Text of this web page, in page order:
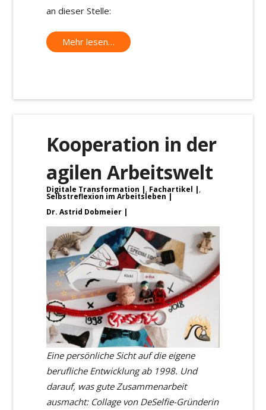
an dieser Stelle:
Mehr lesen…
Kooperation in der
agilen Arbeitswelt
Digitale Transformation , Fachartikel ,
Selbstreflexion im Arbeitsleben
Dr. Astrid Dobmeier
Eine persönliche Sicht auf die eigene
berufliche Entwicklung ab 1998. Und
darauf, was gute Zusammenarbeit
ausmacht: Collage von DeSelfie-Gründerin